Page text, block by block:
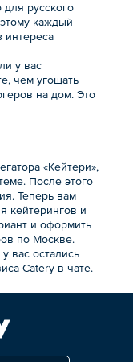
русского
каждый
интереса
у вас
чем угощать
на дом. Это
«Кейтери»,
После этого
Теперь вам
кейтерингов и
и оформить
по Москве.
вас остались
Catery в чате.